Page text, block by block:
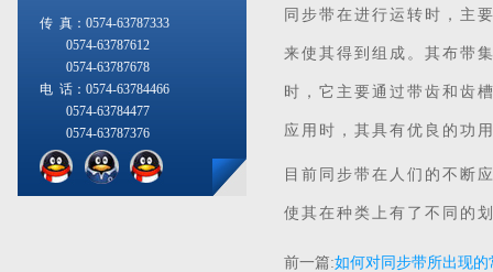
传 真：0574-63787333
0574-63787612
0574-63787678
电 话：0574-63784466
0574-63784477
0574-63787376
同步带在进行运转时，主
来使其得到组成。其布带
时，它主要通过带齿和齿
应用时，其具有优良的功
目前同步带在人们的不断
使其在种类上有了不同的
前一篇:如何对同步带所出现